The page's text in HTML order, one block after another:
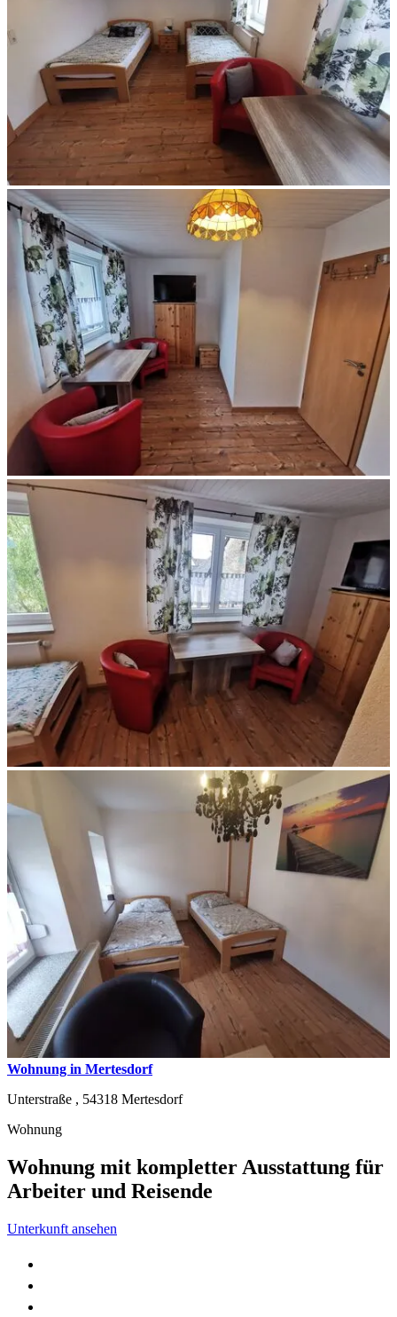
Wohnung in Mertesdorf
Unterstraße , 54318 Mertesdorf
Wohnung
Wohnung mit kompletter Ausstattung für
Arbeiter und Reisende
Unterkunft ansehen